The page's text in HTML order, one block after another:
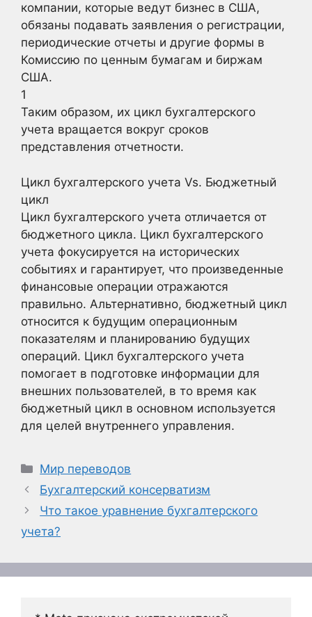
компании, которые ведут бизнес в США,
обязаны подавать заявления о регистрации,
периодические отчеты и другие формы в
Комиссию по ценным бумагам и биржам
США.
1
Таким образом, их цикл бухгалтерского
учета вращается вокруг сроков
представления отчетности.
Цикл бухгалтерского учета Vs. Бюджетный
цикл
Цикл бухгалтерского учета отличается от
бюджетного цикла. Цикл бухгалтерского
учета фокусируется на исторических
событиях и гарантирует, что произведенные
финансовые операции отражаются
правильно. Альтернативно, бюджетный цикл
относится к будущим операционным
показателям и планированию будущих
операций. Цикл бухгалтерского учета
помогает в подготовке информации для
внешних пользователей, в то время как
бюджетный цикл в основном используется
для целей внутреннего управления.
Рубрики
Мир переводов
Бухгалтерский консерватизм
Что такое уравнение бухгалтерского
учета?